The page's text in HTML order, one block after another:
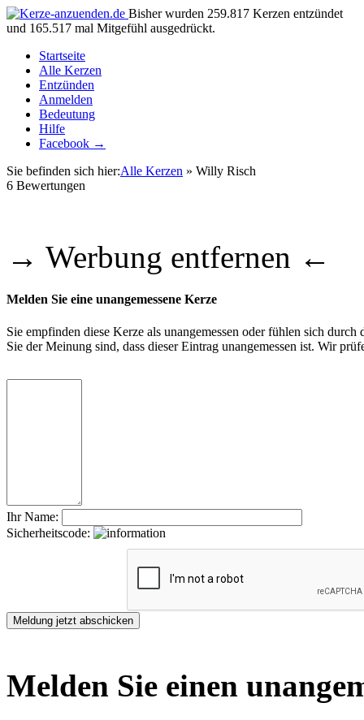
Bisher wurden 259.817 Kerzen entzündet
und 165.517 mal Mitgefühl ausgedrückt.
Startseite
Alle Kerzen
Entzünden
Anmelden
Bedeutung
Hilfe
Facebook →
Sie befinden sich hier:Alle Kerzen » Willy Risch
6 Bewertungen
→ Werbung entfernen ←
Melden Sie eine unangemessene Kerze
Sie empfinden diese Kerze als unangemessen oder fühlen sich
Sie der Meinung sind, dass dieser Eintrag unangemessen ist. Wir
Ihr Name:
Sicherheitscode:
Melden Sie einen